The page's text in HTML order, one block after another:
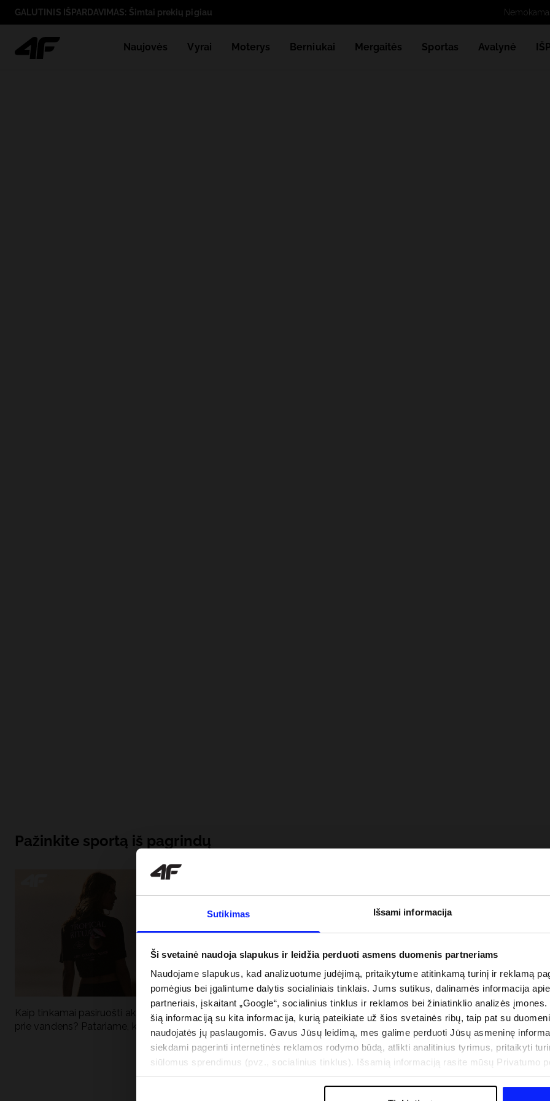
Sutikimas Išsami informacija
Ši svetainė naudoja slapukus ir leidžia perduoti asmens duomenis partneriams
Naudojame slapukus, kad analizuotume judėjimą, pritaikytume atitinkamą turinį ir reklamą
pomėgius bei įgalintume dalytis socialiniais tinklais. Jums sutikus, dalinamės informacija
partneriais, įskaitant „Google“, socialinius tinklus ir reklamos bei žiniatinklio analizės
šią informaciją su kita informacija, kurią pateikiate už šios svetainės ribų, taip pat su
naudojatės jų paslaugomis. Gavus Jūsų leidimą, mes galime perduoti Jūsų asmeninę
siekdami pagerinti internetinės reklamos rodymo būdą, atlikti analitinius tyrimus, pritaikyti
siūlomus sprendimus (pvz., socialinius tinklus). Išsamią informaciją rasite mūsų Privatumo
informacija“.
GALUTINIS IŠPARDAVIMAS: Šimtai prekių pigiau
Naujovės Vyrai Moterys Berniukai Mergaitės Sportas Avalynė
Pažinkite sportą iš pagrindų
Kaip tinkamai pasiruošti aktyviai dienai
prie vandens? Patariame, ką susidėti
Kodėl apsauga nuo UV spindulių prie
vandens turėtų būti dviguba: UPF
drabužiai + SPF
Naujoji 4F teniso ir padelio kolekcija.
Sportinis funkcionalumas susitinka
šiuolaikiniu stiliumi